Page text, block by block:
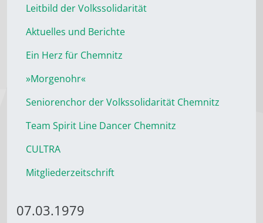
Leitbild der Volkssolidarität
Aktuelles und Berichte
Ein Herz für Chemnitz
»Morgenohr«
Seniorenchor der Volkssolidarität Chemnitz
Team Spirit Line Dancer Chemnitz
CULTRA
Mitgliederzeitschrift
07.03.1979